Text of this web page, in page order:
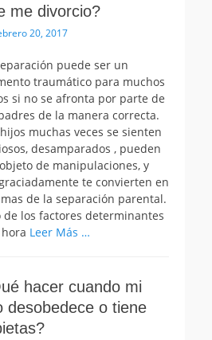
me divorcio?
20, 2017
puede ser un
traumático para muchos
si no se afronta por parte de
de la manera correcta.
muchas veces se sienten
desamparados , pueden
de manipulaciones, y
te convierten en
de la separación parental.
de los factores determinantes
Leer Más …
hacer cuando mi
desobedece o tiene